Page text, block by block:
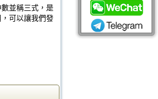
並稱三式，是
可以讓我們發